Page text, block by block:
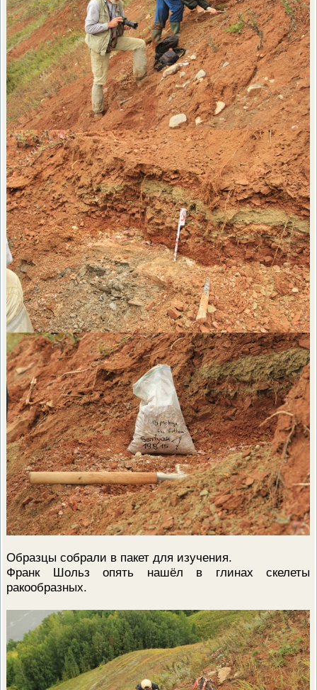
Образцы собрали в пакет для изучения.
Франк Шольз опять нашёл в глинах скелеты
ракообразных.